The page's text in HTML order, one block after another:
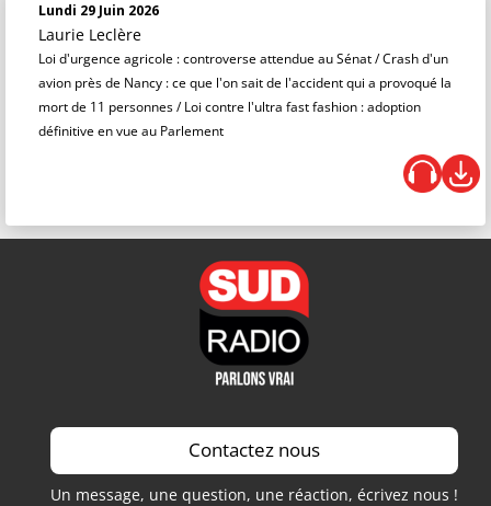
Lundi 29 Juin 2026
Laurie Leclère
Loi d'urgence agricole : controverse attendue au Sénat / Crash d'un
avion près de Nancy : ce que l'on sait de l'accident qui a provoqué la
mort de 11 personnes / Loi contre l'ultra fast fashion : adoption
définitive en vue au Parlement
Contactez nous
Un message, une question, une réaction, écrivez nous !